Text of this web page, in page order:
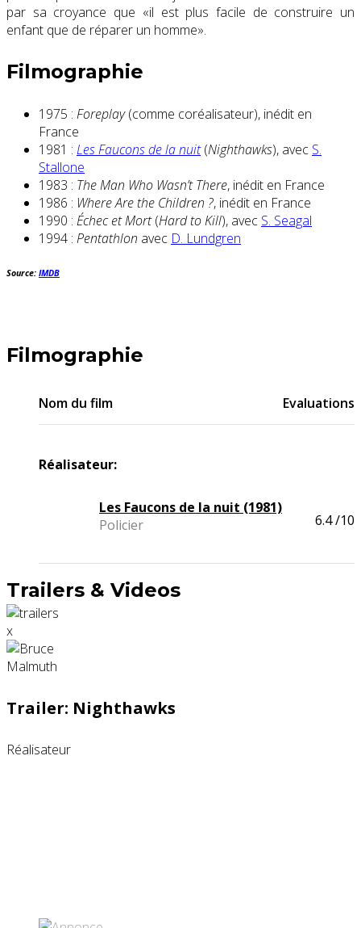
par sa croyance que «il est plus facile de construire un
enfant que de réparer un homme».
Filmographie
1975 : Foreplay(comme coréalisateur), inédit en
France
1981 : Les Faucons de la nuit(Nighthawks), avec S.
Stallone
1983 : The Man Who Wasn’t There, inédit en France
1986 : Where Are the Children ?, inédit en France
1990 : Échec et Mort(Hard to Kill), avec S. Seagal
1994 : Pentathlon avec D. Lundgren
Source: IMDB
Filmographie
Nom du film Evaluations
Réalisateur:
Les Faucons de la nuit (1981)
Policier
6.4/10
Trailers & Videos
x
Trailer: Nighthawks
Réalisateur